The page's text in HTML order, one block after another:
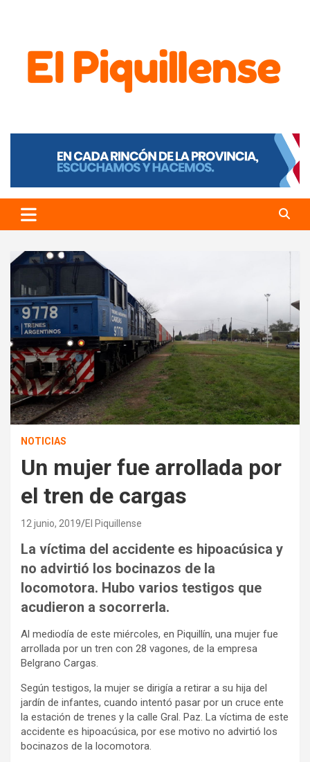
El Piquillense
NOTICIAS
Un mujer fue arrollada por
el tren de cargas
12 junio, 2019 El Piquillense
La víctima del accidente es hipoacúsica y
no advirtió los bocinazos de la
locomotora. Hubo varios testigos que
acudieron a socorrerla.
Al mediodía de este miércoles, en Piquillín, una mujer fue
arrollada por un tren con 28 vagones, de la empresa
Belgrano Cargas.
Según testigos, la mujer se dirigía a retirar a su hija del
jardín de infantes, cuando intentó pasar por un cruce ente
la estación de trenes y la calle Gral. Paz. La víctima de este
accidente es hipoacúsica, por ese motivo no advirtió los
bocinazos de la locomotora.